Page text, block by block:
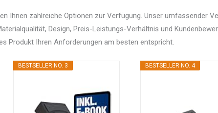
Ihnen zahlreiche Optionen zur Verfügung. Unser umfassender
Design, Preis-Leistungs-Verhältnis und
Produkt Ihren Anforderungen am besten entspricht.
BESTSELLER NO. 3 BESTSELLER NO. 4